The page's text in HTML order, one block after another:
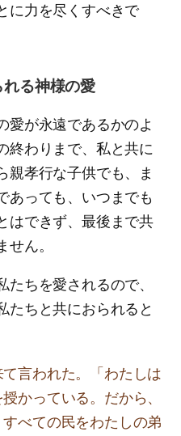
に力を尽くすべきで
る神様の愛
愛が永遠であるかのよ
終わりまで、私と共に
親孝行な子供でも、ま
あっても、いつまでも
はできず、最後まで共
ん。
ちを愛されるので、
たちと共におられると
言われた。「わたしは
かっている。だから、
べての民をわたしの弟